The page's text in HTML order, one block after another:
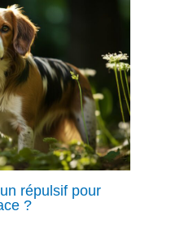
répulsif pour
?